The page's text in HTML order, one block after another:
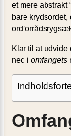
et mere abstrakt
bare krydsordet,
Klar til at udvide
ned i omfangets